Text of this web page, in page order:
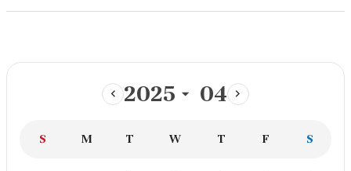
이2025 04 다
S일 M월 T화 W수 T F S토